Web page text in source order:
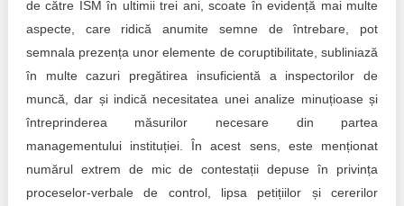
de către ISM în ultimii trei ani, scoate în evidență mai multe
aspecte, care ridică anumite semne de întrebare, pot
semnala prezența unor elemente de coruptibilitate, subliniază
în multe cazuri pregătirea insuficientă a inspectorilor de
muncă, dar și indică necesitatea unei analize minuțioase și
întreprinderea măsurilor necesare din partea
managementului instituției. În acest sens, este menționat
numărul extrem de mic de contestații depuse în privința
proceselor-verbale de control, lipsa petițiilor și cererilor